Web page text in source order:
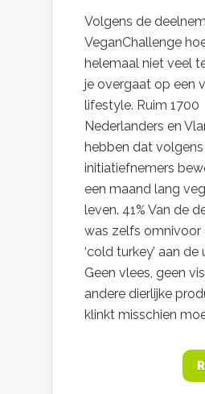
Volgens de
VeganChallenge
helemaal niet veel
je overgaat op een
lifestyle. Ruim 1700
Nederlanders en
hebben dat
initiatiefnemers
een maand lang
leven. 41% Van de
was zelfs omnivoor
‘cold turkey’ aan de
Geen vlees, geen
andere dierlijke
klinkt misschien